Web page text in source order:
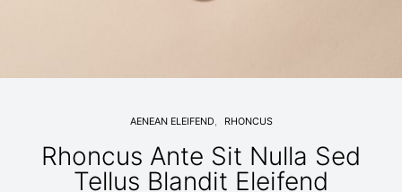
AENEAN ELEIFEND RHONCUS
Rhoncus Ante Sit Nulla Sed
Tellus Blandit Eleifend